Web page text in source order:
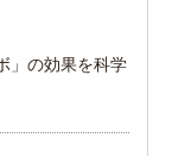
」の効果を科学